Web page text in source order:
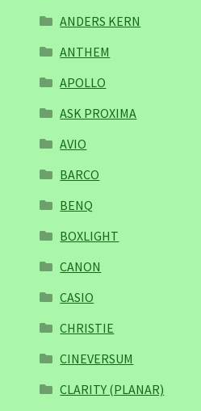
ANDERS KERN
ANTHEM
APOLLO
ASK PROXIMA
AVIO
BARCO
BENQ
BOXLIGHT
CANON
CASIO
CHRISTIE
CINEVERSUM
CLARITY (PLANAR)